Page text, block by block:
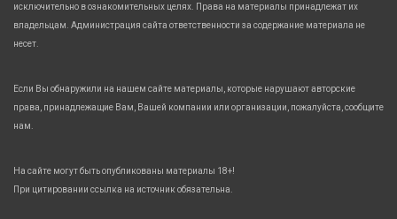
исключительно в ознакомительных целях. Права на материалы принадлежат их
владельцам. Администрация сайта ответственности за содержание материала не
несет.
Если Вы обнаружили на нашем сайте материалы, которые нарушают авторские
права, принадлежащие Вам, Вашей компании или организации, пожалуйста, сообщите
нам.
На сайте могут быть опубликованы материалы 18+!
При цитировании ссылка на источник обязательна.